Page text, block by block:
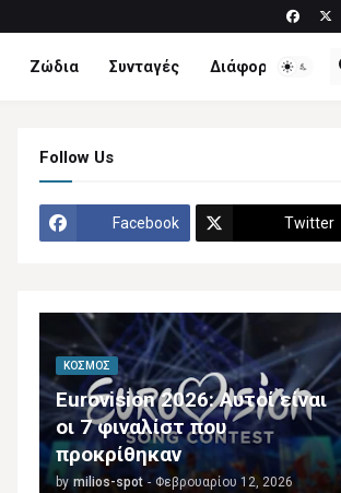
Ζώδια Συνταγές Διάφορα
Follow Us
Facebook Twitter
ΚΌΣΜΟΣ
Eurovision 2026: Αυτοί είναι
οι 7 φιναλίστ που
προκρίθηκαν
by milios-spot - Φεβρουαρίου 12, 2026